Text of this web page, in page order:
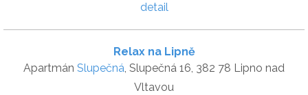
detail
Relax na Lipně
Apartmán Slupečná, Slupečná 16, 382 78 Lipno nad
Vltavou